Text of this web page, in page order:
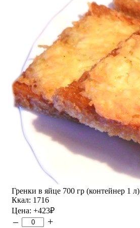
Гренки в яйце 700 гр (контейнер 1 л)
Ккал: 1716
Цена: +423₽
– +